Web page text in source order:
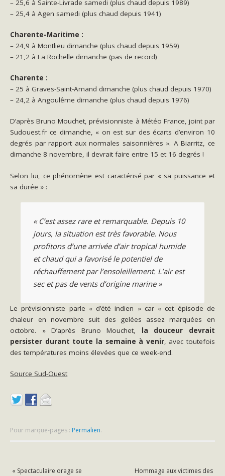
– 25,6 à Sainte-Livrade samedi (plus chaud depuis 1989)
– 25,4 à Agen samedi (plus chaud depuis 1941)
Charente-Maritime :
– 24,9 à Montlieu dimanche (plus chaud depuis 1959)
– 21,2 à La Rochelle dimanche (pas de record)
Charente :
– 25 à Graves-Saint-Amand dimanche (plus chaud depuis 1970)
– 24,2 à Angoulême dimanche (plus chaud depuis 1976)
D’après Bruno Mouchet, prévisionniste à Météo France, joint par
Sudouest.fr ce dimanche, « on est sur des écarts d’environ 10
degrés par rapport aux normales saisonnières ». A Biarritz, ce
dimanche 8 novembre, il devrait faire entre 15 et 16 degrés !
Selon lui, ce phénomène est caractérisé par « sa puissance et
sa durée » :
« C’est assez rare et remarquable. Depuis 10
jours, la situation est très favorable. Nous
profitons d’une arrivée d’air tropical humide
et chaud qui a favorisé le potentiel de
réchauffement par l’ensoleillement. L’air est
sec et pas de vents d’origine marine »
Le prévisionniste parle « d’été indien » car « cet épisode de
chaleur en novembre suit des gelées assez marquées en
octobre. » D’après Bruno Mouchet, la douceur devrait
persister durant toute la semaine à venir, avec toutefois
des températures moins élevées que ce week-end.
Source Sud-Ouest
Pour marque-pages : Permalien.
« Spectaculaire orage se
Hommage aux victimes des